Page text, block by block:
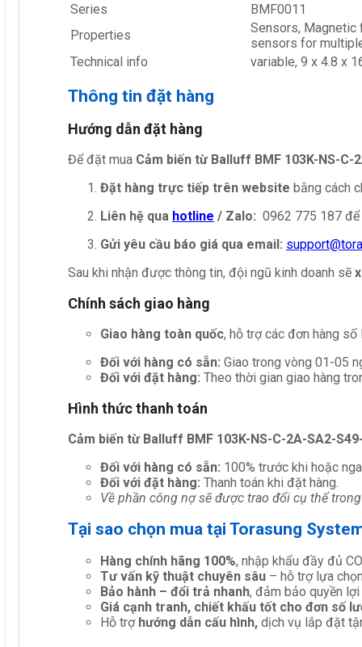
Series
BMF0011
Properties
Sensors, Magnetic
sensors for
Technical info
variable, 9 x 4.8 x
Thông tin đặt hàng
Hướng dẫn đặt hàng
Để đặt mua Cảm biến từ Balluff BMF 103K-NS-C-
Đặt hàng trực tiếp trên website bằng cách
Liên hệ qua hotline / Zalo: 0962 775 187
Gửi yêu cầu báo giá qua email:
Sau khi nhận được thông tin, đội ngũ kinh doanh sẽ
Chính sách giao hàng
Giao hàng toàn quốc, hỗ trợ các đơn hàng số
Đối với hàng có sẵn: Giao trong vòng 01-05
Đối với đặt hàng: Theo thời gian giao hàng
Hình thức thanh toán
Cảm biến từ Balluff BMF 103K-NS-C-2A-SA2-
Đối với hàng có sẵn: 100% trước khi hoặc
Đối với đặt hàng: Thanh toán khi đặt hàng.
Về phần công nợ sẽ được trao đổi cụ thể
Tại sao chọn mua tại Torasung
Hàng chính hãng 100%, nhập khẩu đầy đủ
Tư vấn kỹ thuật chuyên sâu – hỗ trợ lựa
Bảo hành – đổi trả nhanh, đảm bảo quyền lợi
Giá cạnh tranh, chiết khấu tốt cho đơn số
Hỗ trợ hướng dẫn cấu hình, dịch vụ lắp đặt